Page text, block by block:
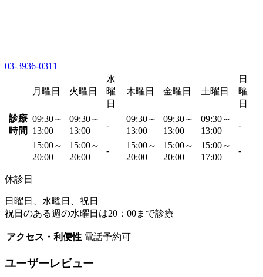
03-3936-0311
月曜日 火曜日
水
曜
日
木曜日 金曜日 土曜日
日
曜
日
診療
時間
09:30～
13:00
09:30～
13:00
-
09:30～
13:00
09:30～
13:00
09:30～
13:00
-
15:00～
20:00
15:00～
20:00
-
15:00～
20:00
15:00～
20:00
15:00～
17:00
-
休診日
日曜日、水曜日、祝日
祝日のある週の水曜日は20：00まで診療
アクセス・利便性 電話予約可
ユーザーレビュー